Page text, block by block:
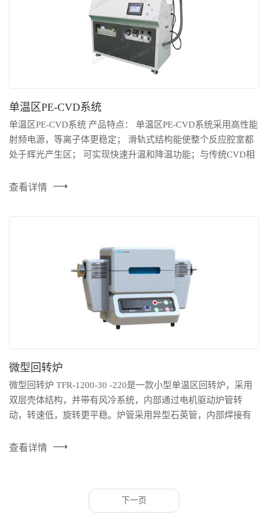
单温区PE-CVD系统
单温区PE-CVD系统 产品特点： 单温区PE-CVD系统采用高性能
射频电源，等离子体更稳定； 滑轨式结构能使整个反应腔室都
处于辉光产生区； 可实现快速升温和降温功能；与传统CVD相
设计温度：1150℃（短期） 额定温度：1100℃ 推荐升温速率：
查看详情
微型回转炉
微型回转炉 TFR-1200-30 -220是一款小型单温区回转炉，采用
双层壳体结构，并带有风冷系统，内部通过电机驱动炉管转
动，转速低，旋转更平稳。炉管采用异型石英管，内部焊接有
- 1200 - 30 -220 适配电源：AC220V 50/60Hz 设计温度：
查看详情
下一页